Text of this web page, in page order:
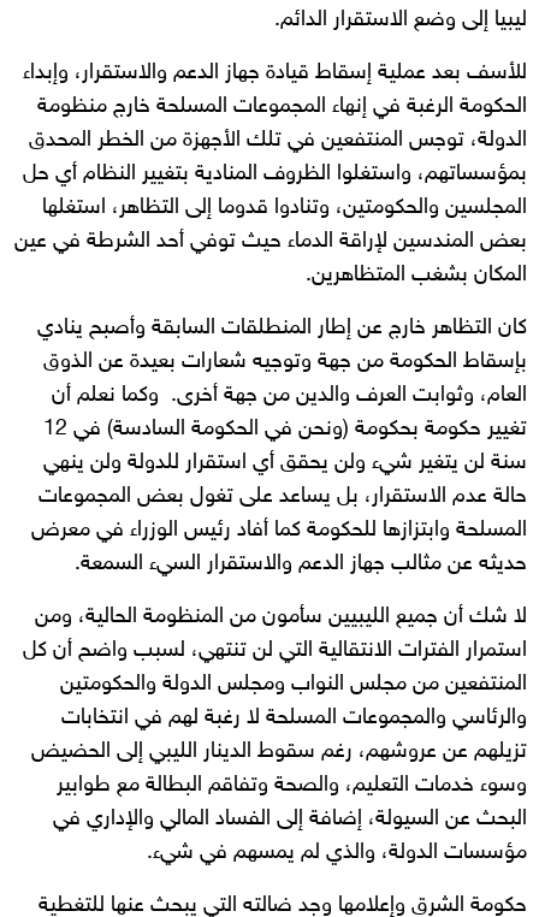
ليبيا إلى وضع الاستقرار الدائم.
للأسف بعد عملية إسقاط قيادة جهاز الدعم والاستقرار، وإبداء
الحكومة الرغبة في إنهاء المجموعات المسلحة خارج منظومة
الدولة، توجس المنتفعين في تلك الأجهزة من الخطر المحدق
بمؤسساتهم، واستغلوا الظروف المنادية بتغيير النظام أي حل
المجلسين والحكومتين، وتنادوا قدوما إلى التظاهر، استغلها
بعض المندسين لإراقة الدماء حيث توفي أحد الشرطة في عين
المكان بشغب المتظاهرين.
كان التظاهر خارج عن إطار المنطلقات السابقة وأصبح ينادي
بإسقاط الحكومة من جهة وتوجيه شعارات بعيدة عن الذوق
العام، وثوابت العرف والدين من جهة أخرى. وكما نعلم أن
تغيير حكومة بحكومة (ونحن في الحكومة السادسة) في 12
سنة لن يتغير شيء ولن يحقق أي استقرار للدولة ولن ينهي
حالة عدم الاستقرار، بل يساعد على تغول بعض المجموعات
المسلحة وابتزازها للحكومة كما أفاد رئيس الوزراء في معرض
حديثه عن مثالب جهاز الدعم والاستقرار السيء السمعة.
لا شك أن جميع الليبيين سأمون من المنظومة الحالية، ومن
استمرار الفترات الانتقالية التي لن تنتهي، لسبب واضح أن كل
المنتفعين من مجلس النواب ومجلس الدولة والحكومتين
والرئاسي والمجموعات المسلحة لا رغبة لهم في انتخابات
تزيلهم عن عروشهم، رغم سقوط الدينار الليبي إلى الحضيض
وسوء خدمات التعليم، والصحة وتفاقم البطالة مع طوابير
البحث عن السيولة، إضافة إلى الفساد المالي والإداري في
مؤسسات الدولة، والذي لم يمسهم في شيء.
حكومة الشرق وإعلامها وجد ضالته التي يبحث عنها للتغطية